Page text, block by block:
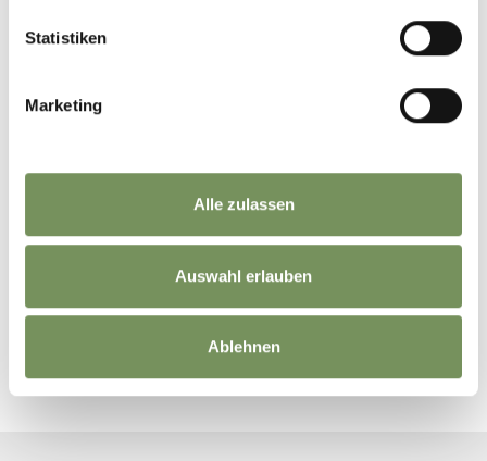
Statistiken
Marketing
Alle zulassen
Auswahl erlauben
Ablehnen
*= Pflichtfelder